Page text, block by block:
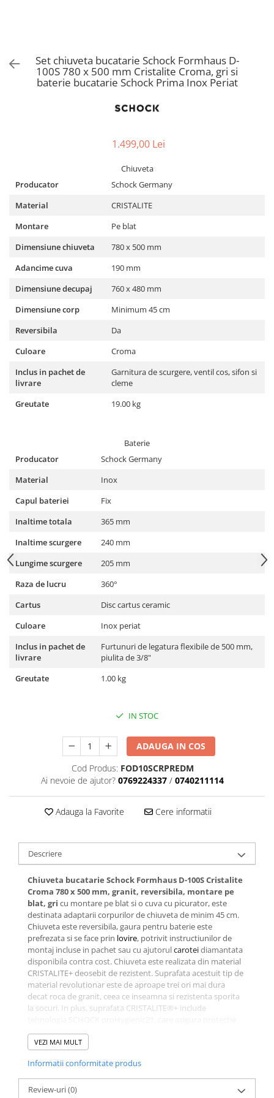
Ingrijirea rufelor si a vaselor
Masini de spalat vase
Masini de spalat rufe
Masini de spalat rufe cu uscator
Set chiuveta bucatarie Schock Formhaus D-
100S 780 x 500 mm Cristalite Croma, gri si
baterie bucatarie Schock Prima Inox Periat
1.499,00 Lei
Chiuveta
Producator
Schock Germany
Material
CRISTALITE
Montare
Pe blat
Dimensiune chiuveta
780 x 500 mm
Adancime cuva
190 mm
Dimensiune decupaj
760 x 480 mm
Dimensiune corp
Minimum 45 cm
Reversibila
Da
Culoare
Croma
Inclus in pachet de
livrare
Garnitura de scurgere, ventil cos, sifon si
cleme
Greutate
19.00 kg
Baterie
Producator
Schock Germany
Material
Inox
Capul bateriei
Fix
Inaltime totala
365 mm
Inaltime scurgere
240 mm
Lungime scurgere
205 mm
Raza de lucru
360°
Cartus
Disc cartus ceramic
Culoare
Inox periat
Inclus in pachet de
livrare
Furtunuri de legatura flexibile de 500 mm,
piulita de 3/8"
Greutate
1.00 kg
IN STOC
ADAUGA IN COS
Cod Produs: FOD10SCRPREDM
Ai nevoie de ajutor? 0769224337 / 0740211114
Adauga la Favorite Cere informatii
Descriere
Chiuveta bucatarie Schock Formhaus D-100S Cristalite
Croma 780 x 500 mm, granit, reversibila, montare pe
blat, gri cu montare pe blat si o cuva cu picurator, este
destinata adaptarii corpurilor de chiuveta de minim 45 cm.
Chiuveta este reversibila, gaura pentru baterie este
prefrezata si se face prin lovire, potrivit instructiunilor de
montaj incluse in pachet sau cu ajutorulcaroteidiamantata
disponibila contra cost. Chiuveta este realizata din material
CRISTALITE+ deosebit de rezistent. Suprafata acestuit tip de
material revolutionar este de aproape trei ori mai dura
decat roca de granit, ceea ce inseamna si rezistenta sporita
la socuri. In plus, suprafata CRISTALITE®+ include
pentru intreaga dvs. familie atunci cand pregatiti alimentele,
dar si facilitate la intretinere si curatare. Acest model este
personalitatea dvs. sa se oglindeasca in tot ceea ce va
inconjoara si pentru ca bucataria sa devina acea oaza de
liniste in care toate problemele dispar, ramanand doar
VEZI MAI MULT
Informatii conformitate produs
Review-uri(0)